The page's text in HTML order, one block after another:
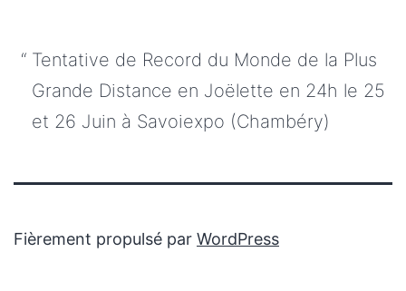
Tentative de Record du Monde de la Plus
Grande Distance en Joëlette en 24h le 25
et 26 Juin à Savoiexpo (Chambéry)
Fièrement propulsé par WordPress